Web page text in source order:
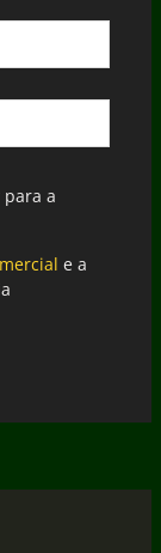
a
e a